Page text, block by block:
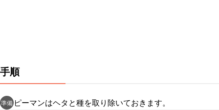
手順
準備 ピーマンはヘタと種を取り除いておきます。